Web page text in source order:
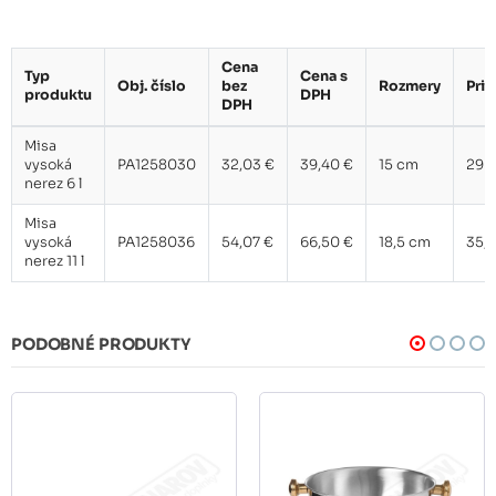
Typ
produktu
Obj. číslo
Cena
bez
DPH
Cena s
DPH
Rozmery
Misa
vysoká
nerez 6 l
PA1258030 32,03 € 39,40 € 15 cm 29
Misa
vysoká
nerez 11 l
PA1258036 54,07 € 66,50 € 18,5 cm
PODOBNÉ PRODUKTY